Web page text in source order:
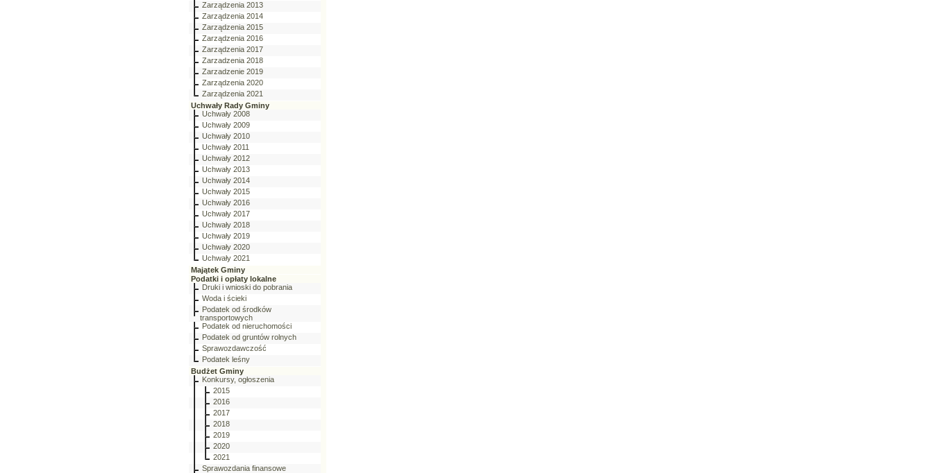
Zarządzenia 2013
Zarządzenia 2014
Zarządzenia 2015
Zarządzenia 2016
Zarządzenia 2017
Zarzadzenia 2018
Zarzadzenie 2019
Zarządzenia 2020
Zarządzenia 2021
Uchwały Rady Gminy
Uchwały 2008
Uchwały 2009
Uchwały 2010
Uchwały 2011
Uchwały 2012
Uchwały 2013
Uchwały 2014
Uchwały 2015
Uchwały 2016
Uchwały 2017
Uchwały 2018
Uchwały 2019
Uchwały 2020
Uchwały 2021
Majątek Gminy
Podatki i opłaty lokalne
Druki i wnioski do pobrania
Woda i ścieki
Podatek od środków
transportowych
Podatek od nieruchomości
Podatek od gruntów rolnych
Sprawozdawczość
Podatek leśny
Budżet Gminy
Konkursy, ogłoszenia
2015
2016
2017
2018
2019
2020
2021
Sprawozdania finansowe